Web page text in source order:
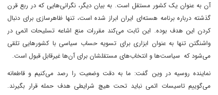
آن به عنوان یک کشور مستقل است. به بیان دیگر، نگرانی‌هایی که در ربع قرن
گذشته درباره برنامه هسته‌ای ایران ابراز شده است، تنها ظاهرسازی برای دنبال
کردن این هدف بوده. این ثابت می‌کند مقررات منع اشاعه تسلیحات اتمی در
واشنگتن تنها به عنوان ابزاری برای تسویه حساب سیاسی با کشورهایی تلقی
می‌شود که سیاست‌ها و انتخاب‌های مستقلشان برای آن‌ها غیرقابل قبول است.
نماینده روسیه در وین گفت: ما به دقت وضعیت را رصد می‌کنیم و قاطعانه
می‌گوییم تاسیسات اتمی نباید تحت هیچ شرایطی هدف حمله قرار بگیرند.